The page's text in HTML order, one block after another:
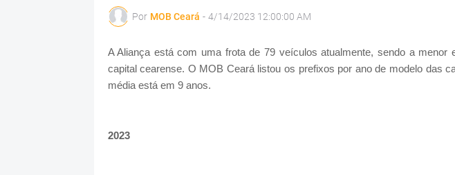
Por MOB Ceará - 4/14/2023 12:00:00 AM
A Aliança está com uma frota de 79 veículos atualmente, sendo a menor
capital cearense. O MOB Ceará listou os prefixos por ano de modelo das
média está em 9 anos.
2023